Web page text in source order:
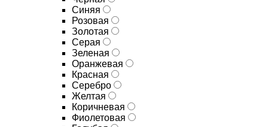
Синяя
Розовая
Золотая
Серая
Зеленая
Оранжевая
Красная
Серебро
Желтая
Коричневая
Фиолетовая